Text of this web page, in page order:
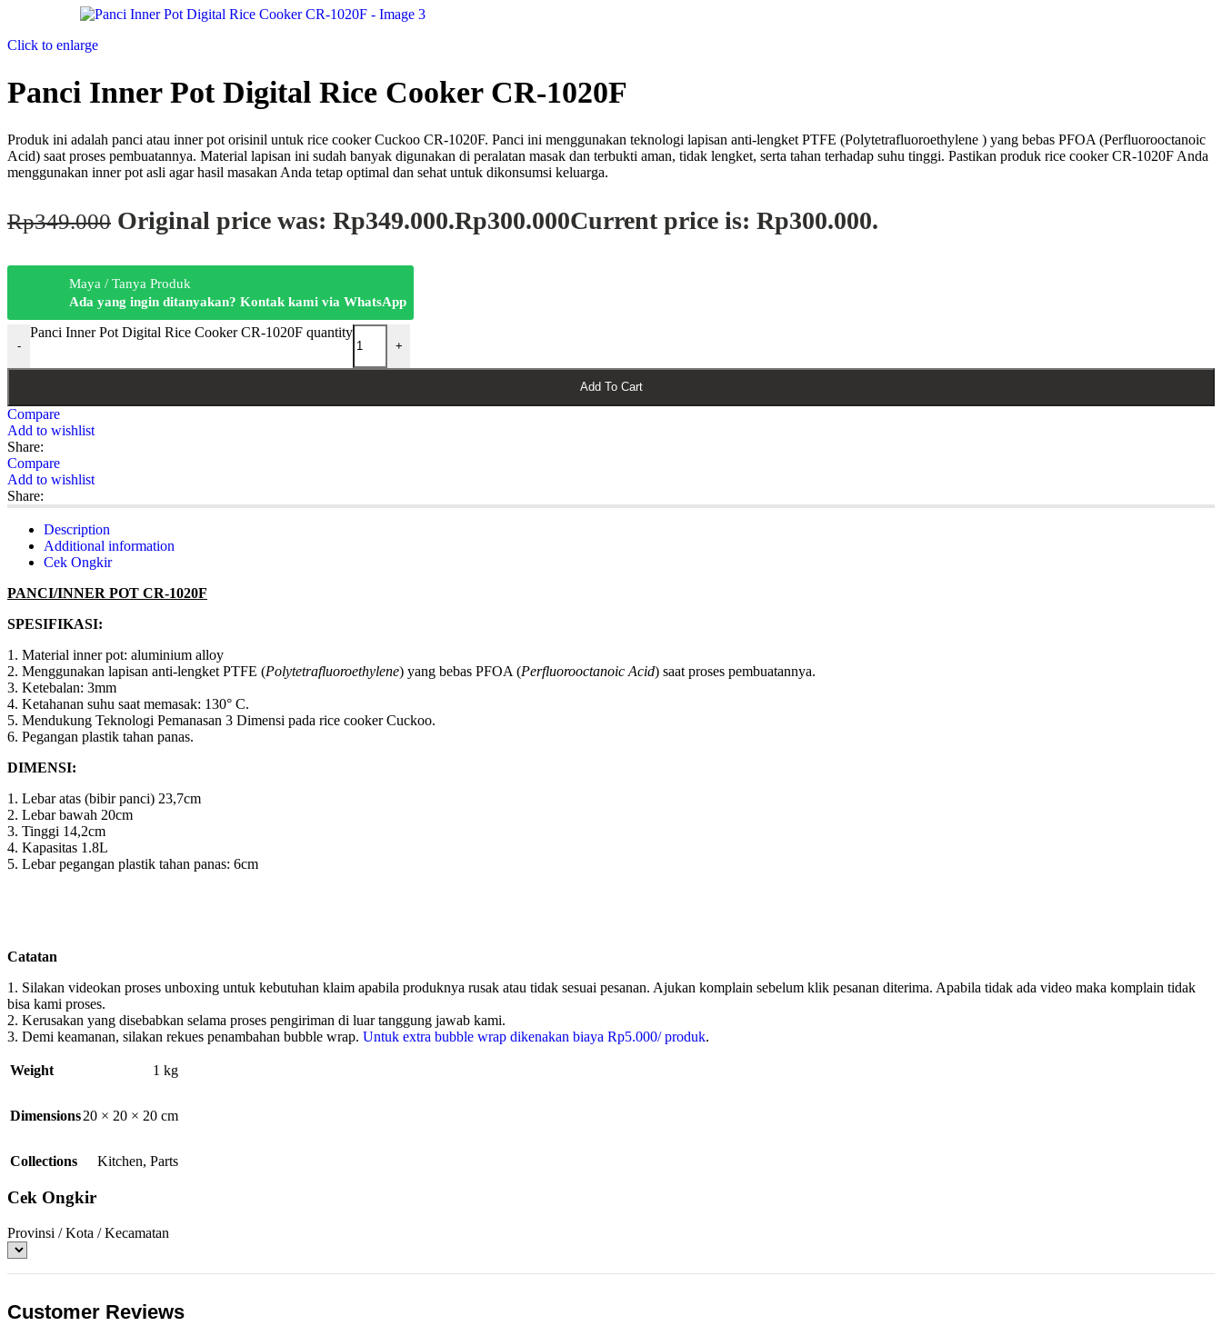
Click to enlarge
Panci Inner Pot Digital Rice Cooker CR-1020F
Produk ini adalah panci atau inner pot orisinil untuk rice cooker Cuckoo CR-1020F. Panci ini menggunakan teknologi lapisan anti-lengket PTFE (Polytetrafluoroethylene ) yang bebas PFOA (Perfluorooctanoic
Acid) saat proses pembuatannya. Material lapisan ini sudah banyak digunakan di peralatan masak dan terbukti aman, tidak lengket, serta tahan terhadap suhu tinggi. Pastikan produk rice cooker CR-1020F Anda
menggunakan inner pot asli agar hasil masakan Anda tetap optimal dan sehat untuk dikonsumsi keluarga.
Rp349.000 Original price was: Rp349.000.Rp300.000Current price is: Rp300.000.
Maya / Tanya Produk
Ada yang ingin ditanyakan? Kontak kami via WhatsApp
-
Panci Inner Pot Digital Rice Cooker CR-1020F quantity
+
Add To Cart
Compare
Add to wishlist
Share:
Compare
Add to wishlist
Share:
Description
Additional information
Cek Ongkir
PANCI/INNER POT CR-1020F
SPESIFIKASI:
1. Material inner pot: aluminium alloy
2. Menggunakan lapisan anti-lengket PTFE (Polytetrafluoroethylene) yang bebas PFOA (Perfluorooctanoic Acid) saat proses pembuatannya.
3. Ketebalan: 3mm
4. Ketahanan suhu saat memasak: 130° C.
5. Mendukung Teknologi Pemanasan 3 Dimensi pada rice cooker Cuckoo.
6. Pegangan plastik tahan panas.
DIMENSI:
1. Lebar atas (bibir panci) 23,7cm
2. Lebar bawah 20cm
3. Tinggi 14,2cm
4. Kapasitas 1.8L
5. Lebar pegangan plastik tahan panas: 6cm
Catatan
1. Silakan videokan proses unboxing untuk kebutuhan klaim apabila produknya rusak atau tidak sesuai pesanan. Ajukan komplain sebelum klik pesanan diterima. Apabila tidak ada video maka komplain tidak
bisa kami proses.
2. Kerusakan yang disebabkan selama proses pengiriman di luar tanggung jawab kami.
3. Demi keamanan, silakan rekues penambahan bubble wrap. Untuk extra bubble wrap dikenakan biaya Rp5.000/ produk.
Weight 1 kg
Dimensions20 × 20 × 20 cm
Collections Kitchen, Parts
Cek Ongkir
Provinsi / Kota / Kecamatan
Customer Reviews